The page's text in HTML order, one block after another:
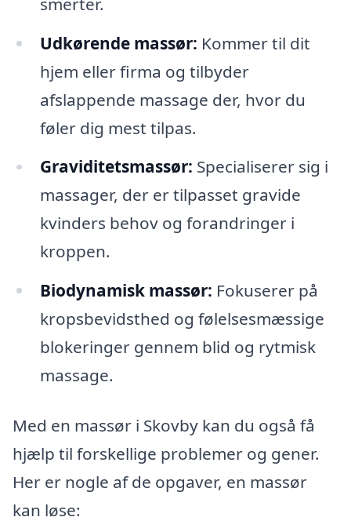
Udkørende massør: Kommer til dit
hjem eller firma og tilbyder
afslappende massage der, hvor du
føler dig mest tilpas.
Graviditetsmassør: Specialiserer sig i
massager, der er tilpasset gravide
kvinders behov og forandringer i
kroppen.
Biodynamisk massør: Fokuserer på
kropsbevidsthed og følelsesmæssige
blokeringer gennem blid og rytmisk
massage.
Med en massør i Skovby kan du også få
hjælp til forskellige problemer og gener.
Her er nogle af de opgaver, en massør
kan løse: